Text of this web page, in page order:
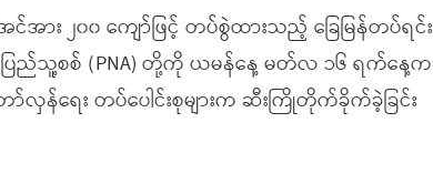
ား ၂၀၀ ကျော်ဖြင့် တပ်စွဲထားသည့် ခြေမြန်တပ်ရင်း
ပြည်သူ့စစ် (PNA) တို့ကို ယမန်နေ့ မတ်လ ၁၆ ရက်နေ့က
ရေး တပ်ပေါင်းစုများက ဆီးကြိုတိုက်ခိုက်ခဲ့ခြင်း